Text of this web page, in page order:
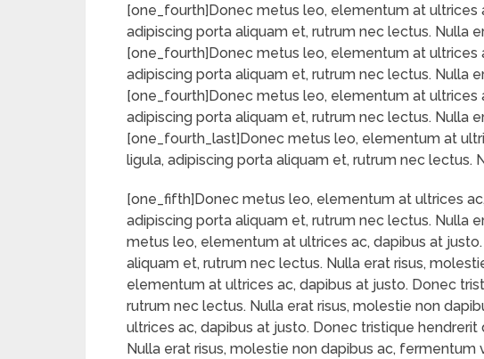
[one_fourth]Donec metus leo, elementum at ultrices
adipiscing porta aliquam et, rutrum nec lectus. Nulla
[one_fourth]Donec metus leo, elementum at ultrices
adipiscing porta aliquam et, rutrum nec lectus. Nulla
[one_fourth]Donec metus leo, elementum at ultrices
adipiscing porta aliquam et, rutrum nec lectus. Nulla
[one_fourth_last]Donec metus leo, elementum at
ligula, adipiscing porta aliquam et, rutrum nec
[one_fifth]Donec metus leo, elementum at ultrices
adipiscing porta aliquam et, rutrum nec lectus.
metus leo, elementum at ultrices ac, dapibus at
aliquam et, rutrum nec lectus. Nulla erat risus,
elementum at ultrices ac, dapibus at justo. Donec
rutrum nec lectus. Nulla erat risus, molestie non
ultrices ac, dapibus at justo. Donec tristique
Nulla erat risus, molestie non dapibus ac,